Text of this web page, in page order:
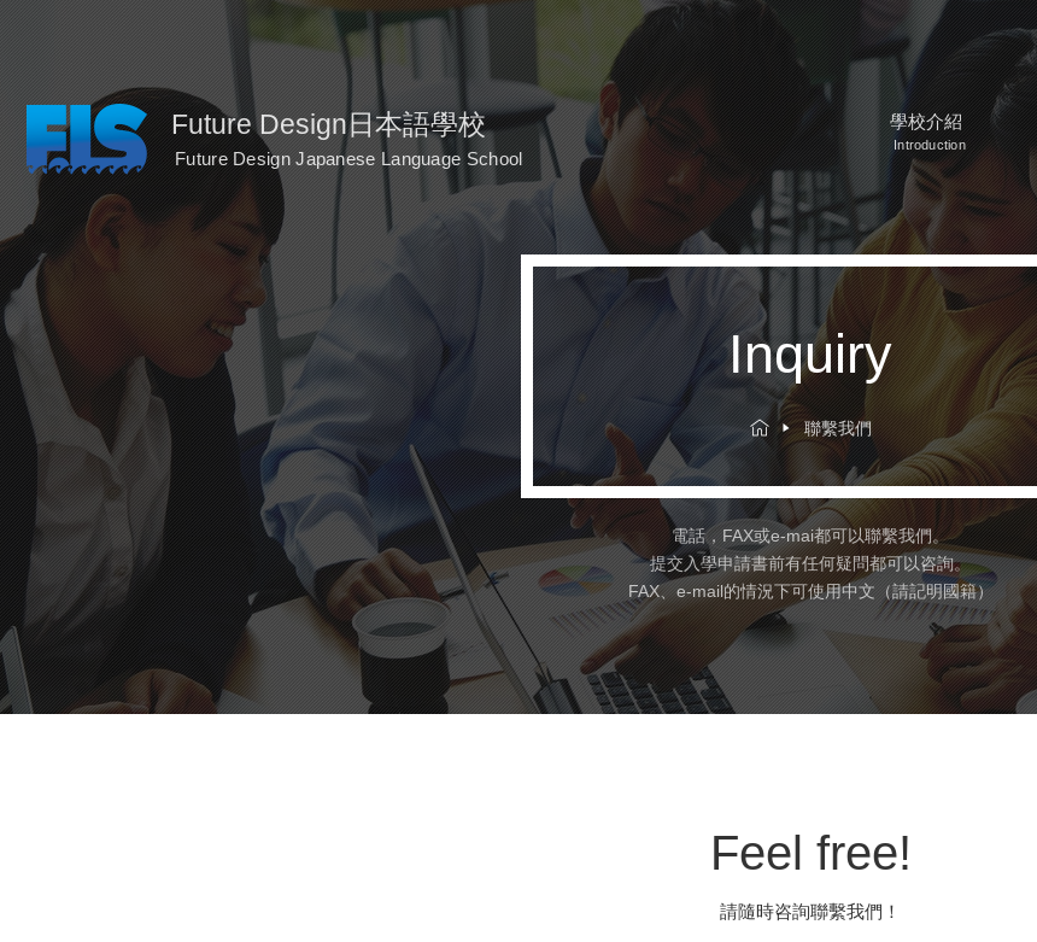
Future Design日本語學校
Future Design Japanese Language School
學校介紹
Introduction
Inquiry
聯繫我們
電話，FAX或e-mai都可以聯繫我們。
提交入學申請書前有任何疑問都可以咨詢。
FAX、e-mail的情況下可使用中文（請記明國籍）
Feel free!
請隨時咨詢聯繫我們！